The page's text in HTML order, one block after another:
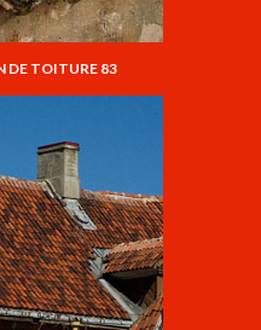
DE TOITURE 83